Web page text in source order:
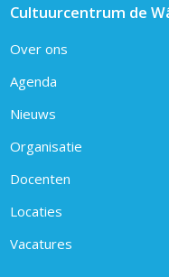
Cultuurcentrum de
Over ons
Agenda
Nieuws
Organisatie
Docenten
Locaties
Vacatures